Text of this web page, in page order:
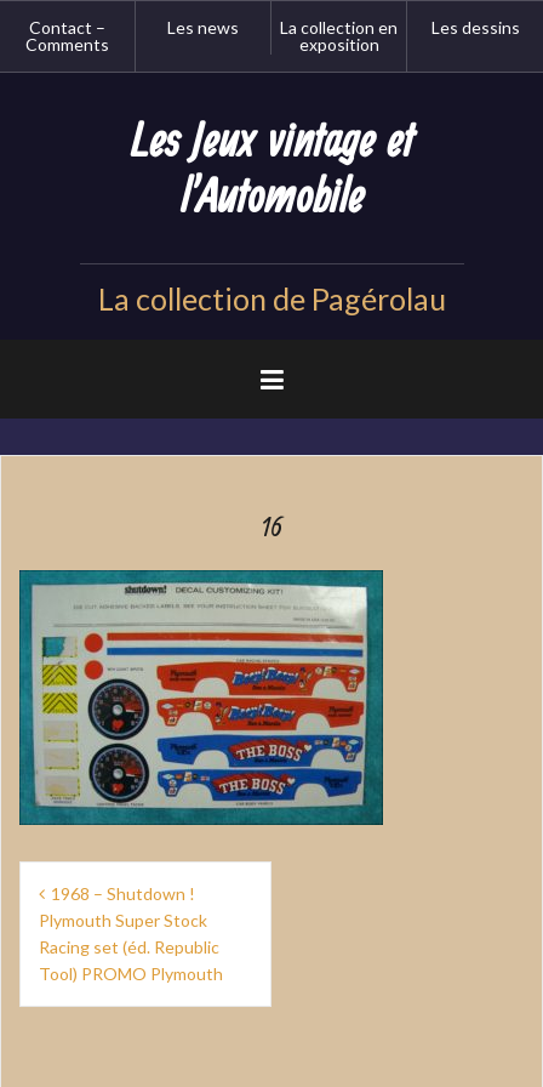
Contact –
Comments
Les news
La collection en
exposition
Les dessins
Les Jeux vintage et
l'Automobile
La collection de Pagérolau
16
Navigation
de
l’article
1968 – Shutdown !
Plymouth Super Stock
Racing set (éd. Republic
Tool) PROMO Plymouth